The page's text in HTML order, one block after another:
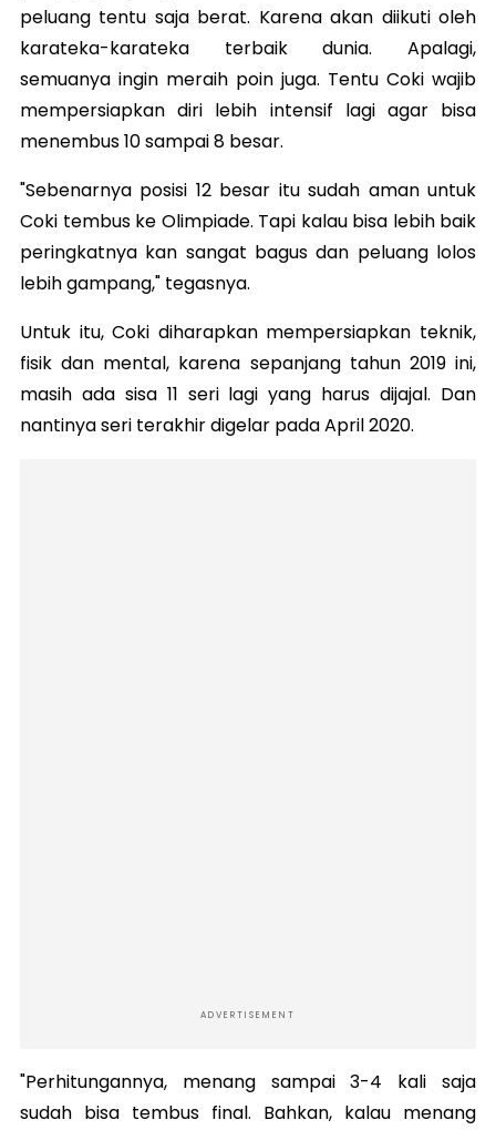
peluang tentu saja berat. Karena akan diikuti oleh
karateka-karateka terbaik dunia. Apalagi,
semuanya ingin meraih poin juga. Tentu Coki wajib
mempersiapkan diri lebih intensif lagi agar bisa
menembus 10 sampai 8 besar.
"Sebenarnya posisi 12 besar itu sudah aman untuk
Coki tembus ke Olimpiade. Tapi kalau bisa lebih baik
peringkatnya kan sangat bagus dan peluang lolos
lebih gampang," tegasnya.
Untuk itu, Coki diharapkan mempersiapkan teknik,
fisik dan mental, karena sepanjang tahun 2019 ini,
masih ada sisa 11 seri lagi yang harus dijajal. Dan
nantinya seri terakhir digelar pada April 2020.
ADVERTISEMENT
"Perhitungannya, menang sampai 3-4 kali saja
sudah bisa tembus final. Bahkan, kalau menang